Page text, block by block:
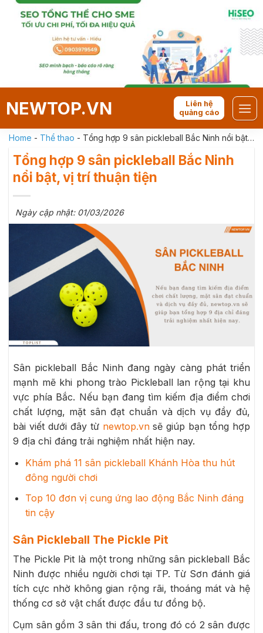
Skip
NEWTOP.VN
Liên hệ
quảng cáo
Home - Thể thao - Tổng hợp 9 sân pickleball Bắc Ninh nổi bật,
vị trí thuận tiện
Tổng hợp 9 sân pickleball Bắc Ninh
nổi bật, vị trí thuận tiện
Ngày cập nhật: 01/03/2026
Sân pickleball Bắc Ninh đang ngày càng phát triển
mạnh mẽ khi phong trào Pickleball lan rộng tại khu
vực phía Bắc. Nếu bạn đang tìm kiếm địa điểm chơi
chất lượng, mặt sân đạt chuẩn và dịch vụ đầy đủ,
bài viết dưới đây từ newtop.vnsẽ giúp bạn tổng hợp
9 địa chỉ đáng trải nghiệm nhất hiện nay.
Khám phá 11 sân pickleball Khánh Hòa thu hút
đông người chơi
Top 10 đơn vị cung ứng lao động Bắc Ninh đáng
tin cậy
Sân Pickleball The Pickle Pit
The Pickle Pit là một trong những sân pickleball Bắc
Ninh được nhiều người chơi tại TP. Từ Sơn đánh giá
tích cực nhờ không gian rộng rãi, thoáng mát và hệ
thống cơ sở vật chất được đầu tư đồng bộ.
Cụm sân gồm 3 sân thi đấu, trong đó có 2 sân được